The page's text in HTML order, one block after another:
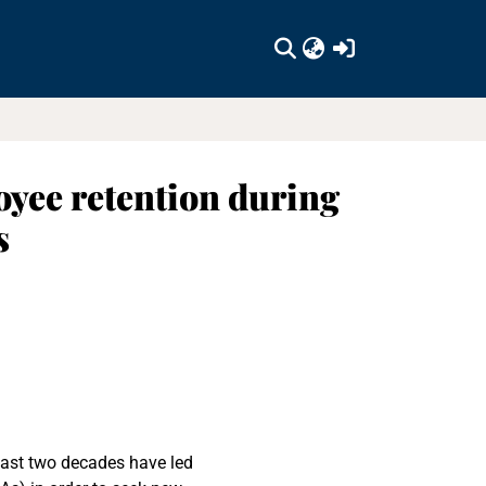
retention during
two decades have led